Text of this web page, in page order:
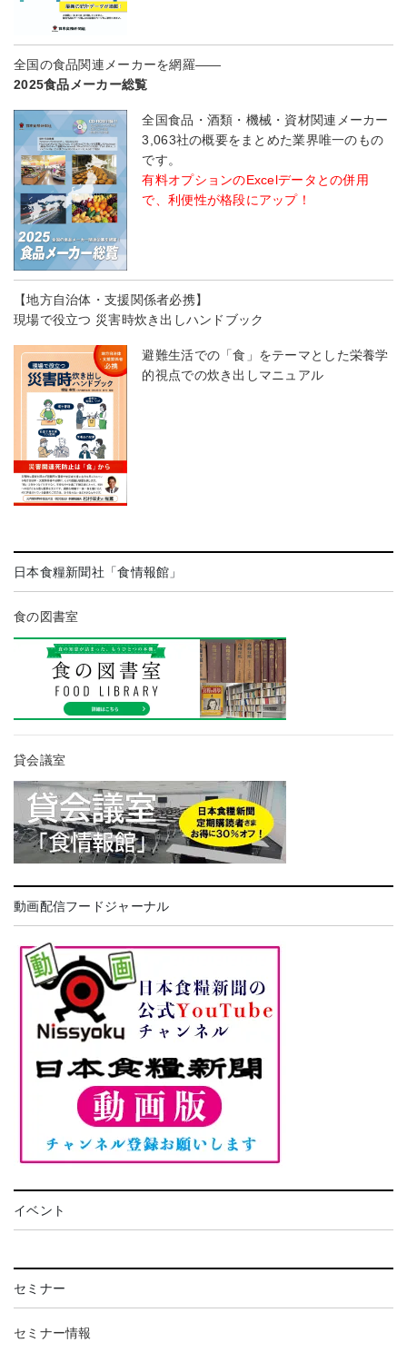
全国の食品関連メーカーを網羅――
2025食品メーカー総覧
全国食品・酒類・機械・資材関連メーカー
3,063社の概要をまとめた業界唯一のもの
です。
有料オプションのExcelデータとの併用
で、利便性が格段にアップ！
【地方自治体・支援関係者必携】
現場で役立つ 災害時炊き出しハンドブック
避難生活での「食」をテーマとした栄養学
的視点での炊き出しマニュアル
日本食糧新聞社「食情報館」
食の図書室
貸会議室
動画配信フードジャーナル
イベント
セミナー
セミナー情報